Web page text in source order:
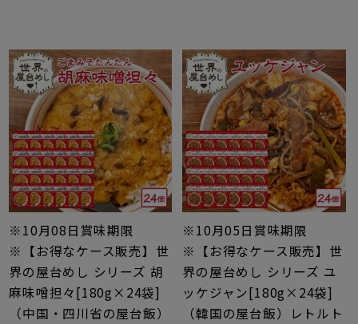
※10月08日賞味期限
※【お得なケース販売】世
界の屋台めし シリーズ 胡
麻味噌担々[180g×24袋]
（中国・四川省の屋台飯）
※10月05日賞味期限
※【お得なケース販売】世
界の屋台めし シリーズ ユ
ッケジャン[180g×24袋]
（韓国の屋台飯）レトルト